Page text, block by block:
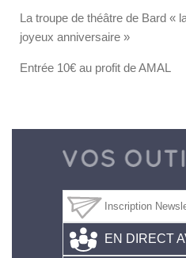
La troupe de théâtre de Bard «
joyeux anniversaire »
Entrée 10€ au profit de AMAL
EN DIRECT